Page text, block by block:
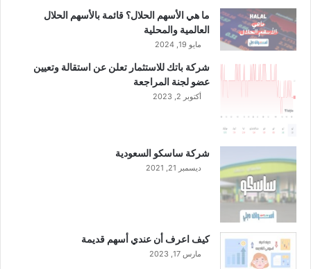
ما هي الأسهم الحلال؟ قائمة بالأسهم الحلال
العالمية والمحلية
مايو 19, 2024
شركة باتك للاستثمار تعلن عن استقالة وتعيين
عضو لجنة المراجعة
أكتوبر 2, 2023
شركة ساسكو السعودية
ديسمبر 21, 2021
كيف اعرف أن عندي أسهم قديمة
مارس 17, 2023